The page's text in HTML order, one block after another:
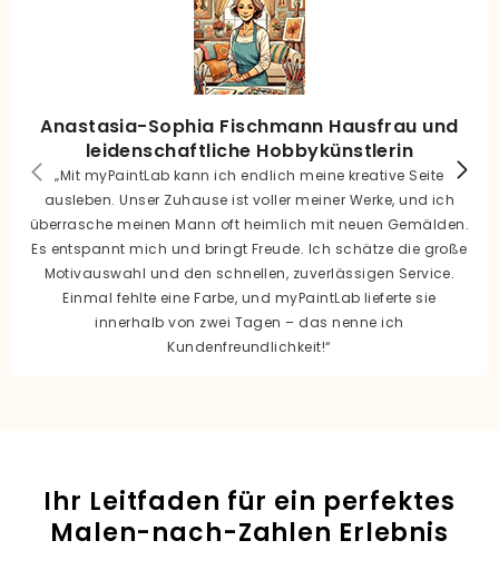
Anastasia-Sophia Fischmann Hausfrau und
leidenschaftliche Hobbykünstlerin
„Mit myPaintLab kann ich endlich meine kreative Seite
ausleben. Unser Zuhause ist voller meiner Werke, und ich
überrasche meinen Mann oft heimlich mit neuen Gemälden.
Es entspannt mich und bringt Freude. Ich schätze die große
Motivauswahl und den schnellen, zuverlässigen Service.
Einmal fehlte eine Farbe, und myPaintLab lieferte sie
innerhalb von zwei Tagen – das nenne ich
Kundenfreundlichkeit!“
Ihr Leitfaden für ein perfektes
Malen-nach-Zahlen Erlebnis